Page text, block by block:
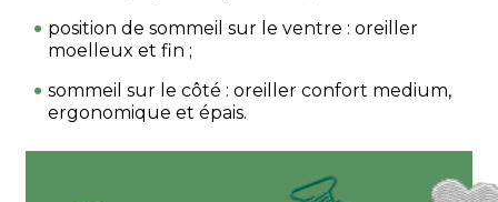
position de sommeil sur le ventre : oreiller
moelleux et fin ;
sommeil sur le côté : oreiller confort medium,
ergonomique et épais.